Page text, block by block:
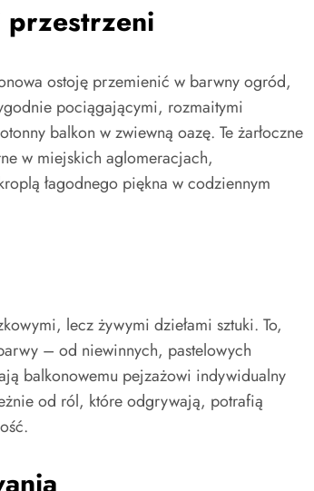
przestrzeni
ostoję przemienić w barwny ogród,
pociągającymi, rozmaitymi
balkon w zwiewną oazę. Te żarłoczne
w miejskich aglomeracjach,
łagodnego piękna w codziennym
lecz żywymi dziełami sztuki. To,
– od niewinnych, pastelowych
balkonowemu pejzażowi indywidualny
od ról, które odgrywają, potrafią